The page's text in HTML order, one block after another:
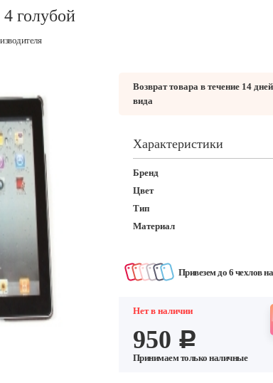
голубой
Возврат товара в течение 14
вида
Характеристики
Бренд
Цвет
Тип
Материал
Привезем до 6 чехлов
Нет в наличии
950 c
Принимаем только наличные